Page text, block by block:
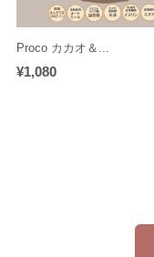
Proco カカオ＆...
¥1,080